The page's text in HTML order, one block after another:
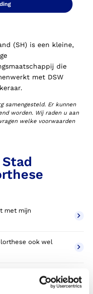
(SH) is een kleine,
die
met DSW
samengesteld. Er kunnen
worden. Wij raden u aan
welke voorwaarden
met mijn
ook wel